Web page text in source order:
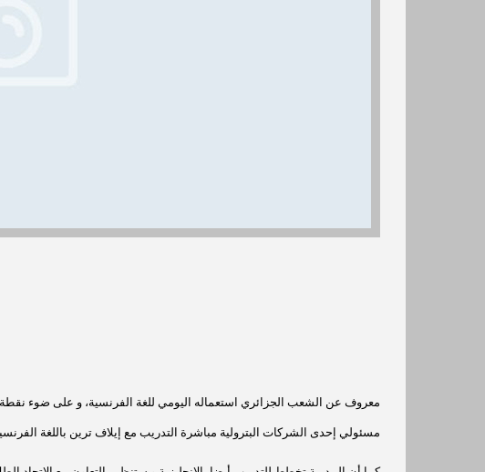
معروف عن الشعب الجزائري استعماله اليومي للغة الفرنسية، و على ضوء
مسئولي إحدى الشركات البترولية مباشرة التدريب مع إيلاف ترين باللغة